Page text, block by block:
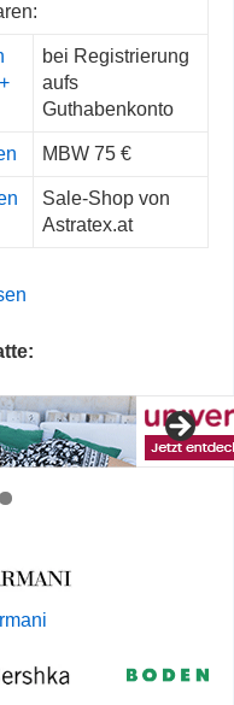
bei Registrierung
aufs
Guthabenkonto
MBW 75 €
Sale-Shop von
Astratex.at